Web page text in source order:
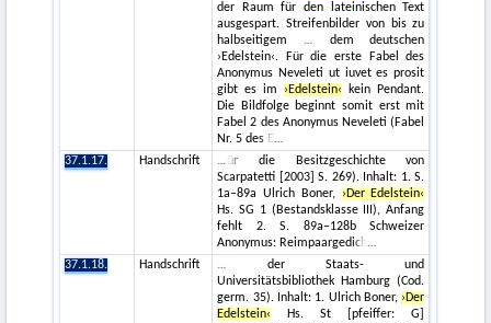
der Raum für den lateinischen Text
ausgespart. Streifenbilder von bis zu
halbseitigem
dem deutschen
›Edelstein‹. Für die erste Fabel des
Anonymus Neveleti ut iuvet es prosit
gibt es im ›Edelstein‹ kein Pendant.
Die Bildfolge beginnt somit erst mit
Fabel 2 des Anonymus Neveleti (Fabel
Nr. 5 des E
37.1.17.
Handschrift
ür die Besitzgeschichte von
Scarpatetti [2003] S. 269). Inhalt: 1. S.
1a–89a Ulrich Boner,
›Der Edelstein‹
Hs. SG 1 (Bestandsklasse III), Anfang
fehlt 2. S. 89a–128b Schweizer
Anonymus: Reimpaargedich
37.1.18.
Handschrift
der Staats- und
Universitätsbibliothek Hamburg (Cod.
germ. 35). Inhalt: 1. Ulrich Boner, ›Der
Edelstein‹
Hs. St [pfeiffer: G]